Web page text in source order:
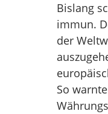
Bislang
immun.
der
So